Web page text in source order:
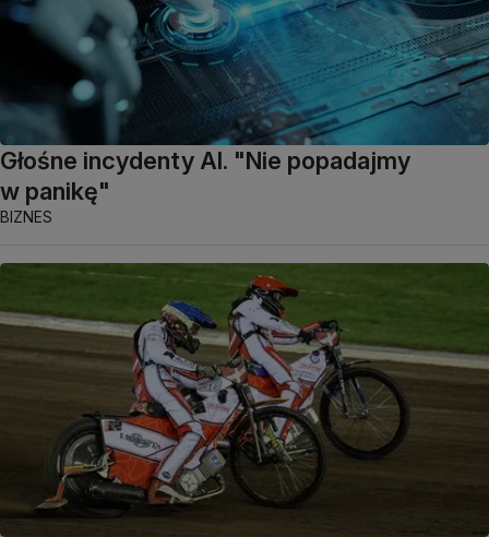
Głośne incydenty AI. "Nie popadajmy
w panikę"
BIZNES